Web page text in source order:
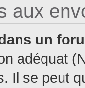
aux
un
adéquat
Il se peut